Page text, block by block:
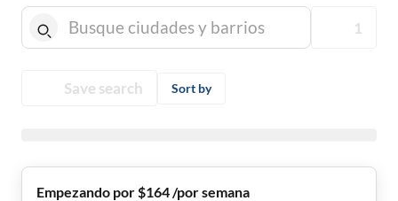
1
Save search Sort by
Empezando por $164 /por semana